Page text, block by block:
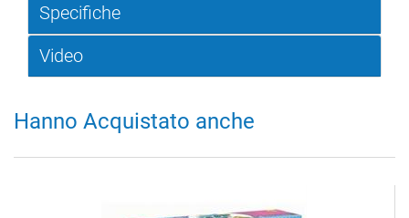
Specifiche
Video
Hanno Acquistato anche